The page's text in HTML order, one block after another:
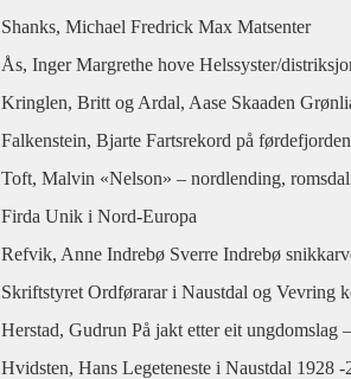
Shanks, Michael Fredrick Max Matsenter
Ås, Inger Margrethe hove Helssyster/
Kringlen, Britt og Ardal, Aase Skaaden
Falkenstein, Bjarte Fartsrekord på førdefjorden
Toft, Malvin «Nelson» – nordlending,
Firda Unik i Nord-Europa
Refvik, Anne Indrebø Sverre Indrebø
Skriftstyret Ordførarar i Naustdal og Vevring
Herstad, Gudrun På jakt etter eit ungdomslag
Hvidsten, Hans Legeteneste i Naustdal 1928 -